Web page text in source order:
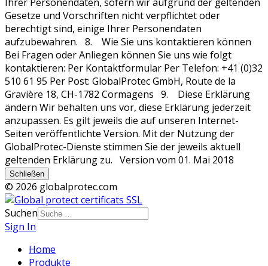
Schließen
© 2026 globalprotec.com
Suchen
Sign In
Home
Produkte